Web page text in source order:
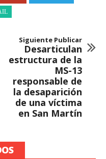
Siguiente Publicar
Desarticulan
estructura de la
MS-13
responsable de
la desaparición
de una víctima
en San Martín